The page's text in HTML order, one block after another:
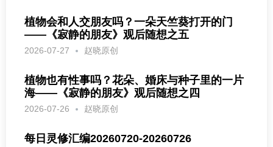
植物会和人交朋友吗？一朵天竺葵打开的门
——《寂静的朋友》观后随想之五
2026-07-27 赵晓原创
植物也有性事吗？花朵、婚床与种子里的一片
海——《寂静的朋友》观后随想之四
2026-07-26 赵晓原创
每日灵修汇编20260720-20260726